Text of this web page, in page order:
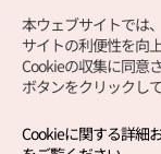
Copyright (c)
本ウェブサイトでは、
サイトの利便性を向
Cookieの収集に同意
ボタンをクリックし
Cookieに関する詳細